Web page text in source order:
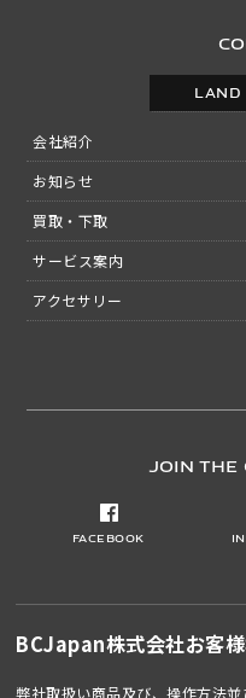
LAND
会社紹介
お知らせ
買取・下取
サービス案内
アクセサリー
JOIN THE
Facebook
BCJapan株式会社お客
弊社取扱い商品及び、操作方法